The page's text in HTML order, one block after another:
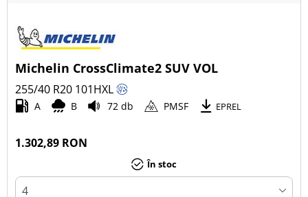
Michelin CrossClimate2 SUV VOL
255/40 R20 101HXL
A B 72 db PMSF EPREL
1.302,89 RON
În stoc